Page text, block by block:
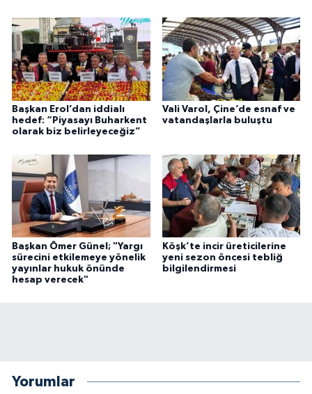
Başkan Erol’dan iddialı
hedef: “Piyasayı Buharkent
olarak biz belirleyeceğiz”
Vali Varol, Çine’de esnaf ve
vatandaşlarla buluştu
Başkan Ömer Günel; "Yargı
sürecini etkilemeye yönelik
yayınlar hukuk önünde
hesap verecek"
Köşk’te incir üreticilerine
yeni sezon öncesi tebliğ
bilgilendirmesi
Yorumlar